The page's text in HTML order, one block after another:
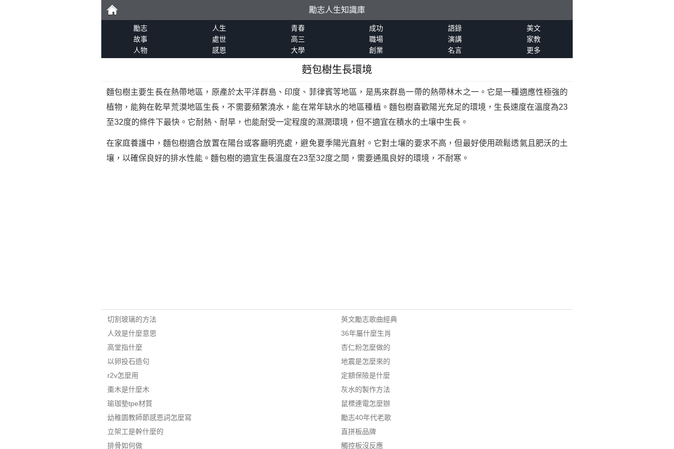
勵
勵志人生知識庫
勵志 人生 青春 成功 語錄
美文
故事
處世 高三 職場 演講
家教
人物
感恩 大學 創業 名言 更多
麪包樹生長環境
麵包樹主要生長在熱帶地區，原產於太平洋群島、印度、菲律賓等地區，是馬來群島一帶的熱帶林木之一。它是一種適應性極強的
植物，能夠在乾旱荒漠地區生長，不需要頻繁澆水，能在常年缺水的地區種植。麵包樹喜歡陽光充足的環境，生長速度在溫度為23
至32度的條件下最快。它耐熱、耐旱，也能耐受一定程度的濕潤環境，但不適宜在積水的土壤中生長。
在家庭養護中，麵包樹適合放置在陽台或客廳明亮處，避免夏季陽光直射。它對土壤的要求不高，但最好使用疏鬆透氣且肥沃的土
壤，以確保良好的排水性能。麵包樹的適宜生長溫度在23至32度之間，需要通風良好的環境，不耐寒。
切割玻璃的方法
人效是什麼意思
高堂指什麼
以卵投石造句
r2v怎麼用
棗木是什麼木
瑜珈墊tpe材質
幼稚園教師節感恩詞怎麼寫
立架工是幹什麼的
排骨如何做
英文勵志歌曲經典
36年屬什麼生肖
杏仁粉怎麼做的
地震是怎麼來的
定額保險是什麼
灰水的製作方法
鼠標連電怎麼辦
勵志40年代老歌
直拼板品牌
觸控板沒反應